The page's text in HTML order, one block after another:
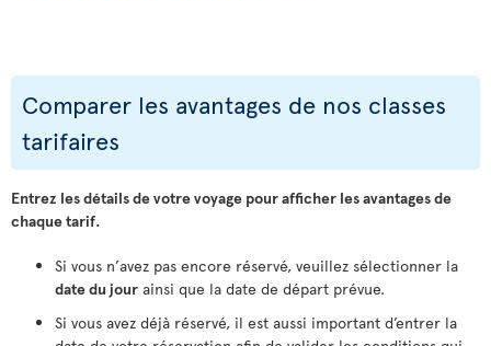
Comparer les avantages de nos classes
tarifaires
Entrez les détails de votre voyage pour afficher les avantages de
chaque tarif.
Si vous n’avez pas encore réservé, veuillez sélectionner la
date du jour ainsi que la date de départ prévue.
Si vous avez déjà réservé, il est aussi important d’entrer la